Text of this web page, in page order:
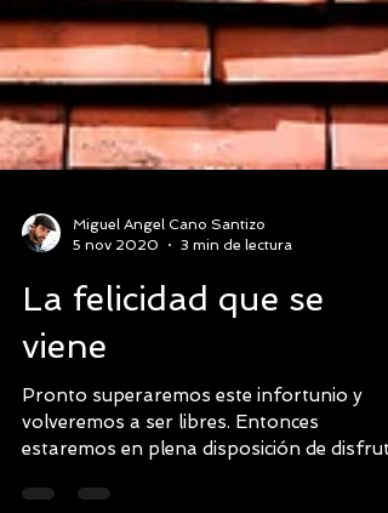
5 nov 2020
3 min de lectura
La felicidad que se
viene